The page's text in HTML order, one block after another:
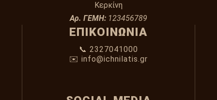
Κερκίνη
Αρ. ΓΕΜΗ:123456789
ΕΠΙΚΟΙΝΩΝΙΑ
📞 2327041000
✉️ info@ichnilatis.gr